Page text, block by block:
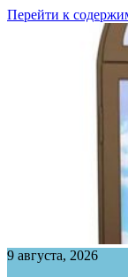
Перейти к
9 августа, 2026